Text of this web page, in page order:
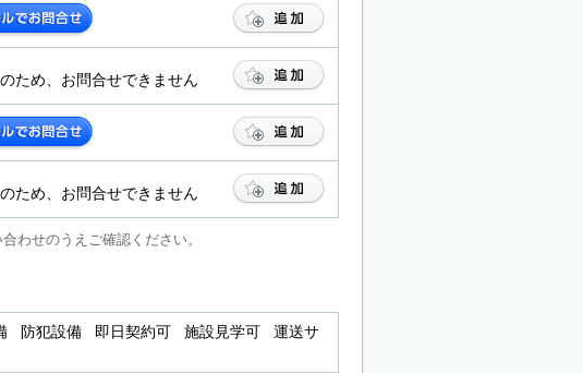
ため、お問合せできません
ため、お問合せできません
わせのうえご確認ください。
防犯設備 即日契約可 施設見学可 運送サ